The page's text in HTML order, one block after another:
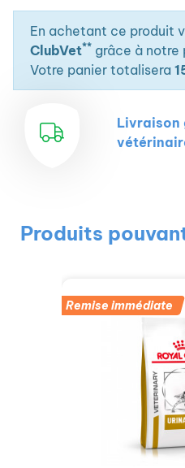
pertinence d’une
le long terme. De l’eau
disposition de l’animal.
En achetant ce produit
ClubVet** grâce à notre
Votre panier totalisera
Livraison
Produits
Remise immédiate